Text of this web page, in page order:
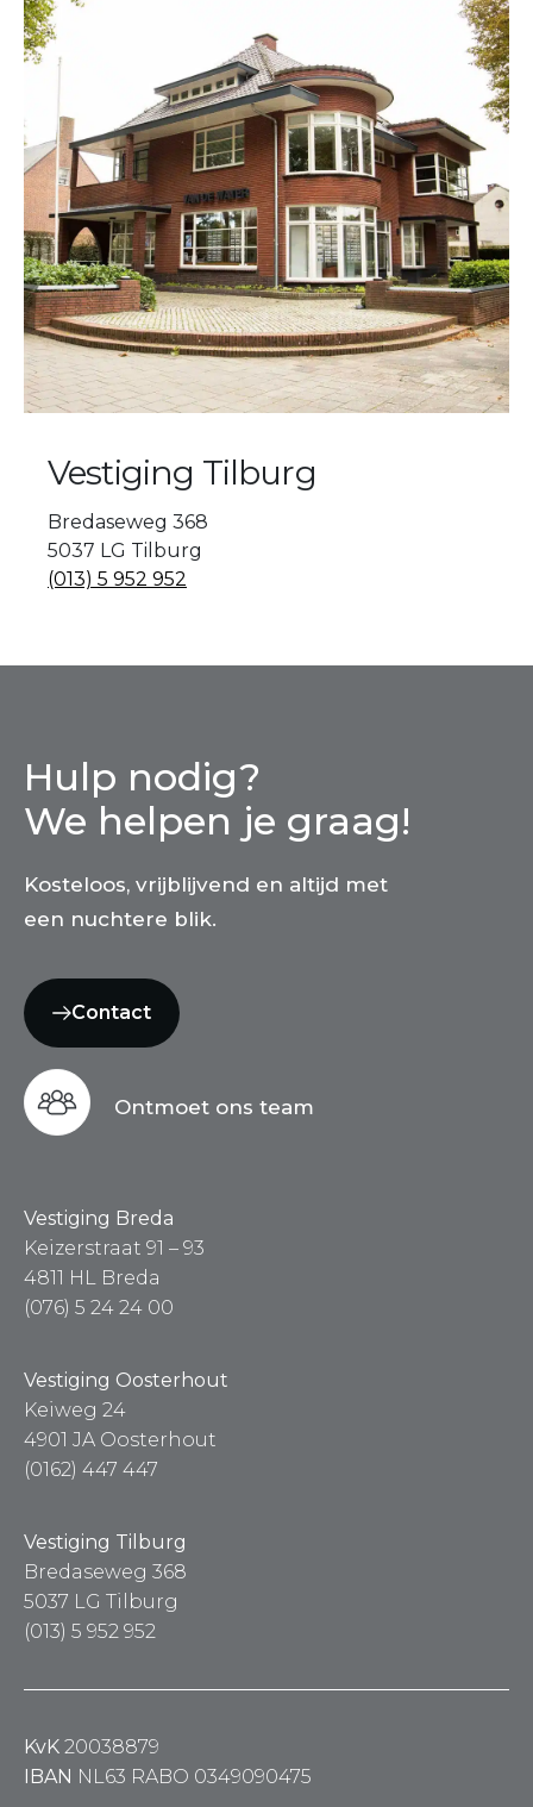
Vestiging Tilburg
Bredaseweg 368
5037 LG Tilburg
(013) 5 952 952
Hulp nodig?
We helpen je graag!
Kosteloos, vrijblijvend en altijd met
een nuchtere blik.
Contact
Ontmoet ons team
Vestiging Breda
Keizerstraat 91 – 93
4811 HL Breda
(076) 5 24 24 00
Vestiging Oosterhout
Keiweg 24
4901 JA Oosterhout
(0162) 447 447
Vestiging Tilburg
Bredaseweg 368
5037 LG Tilburg
(013) 5 952 952
KvK 20038879
IBAN NL63 RABO 0349090475